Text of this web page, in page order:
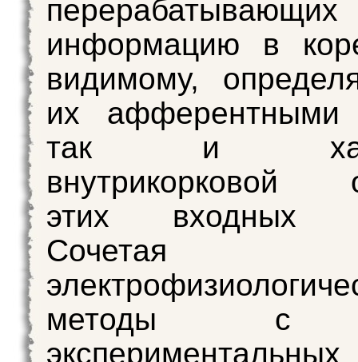
перерабатывающих
информацию в
видимому,
их афферентными
так и
внутрикорковой
этих входных
Сочетая
методы с
экспериментальных